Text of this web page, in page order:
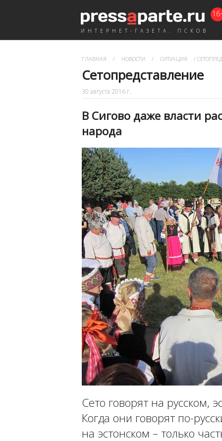
ИНТЕРНЕТ-ГАЗЕТА. ПСКОВ
ГЛАВНАЯ / НОВОСТИ / СИТУАЦИЯ /
Сетопредставление
30 августа 2016 г.
В Сигово даже власти
народа
Сето говорят на русском,
Когда они говорят по-
на эстонском – только